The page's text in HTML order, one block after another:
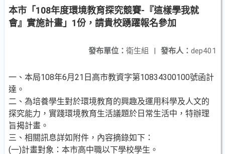
本市「108年度環境教育探究競賽-『這樣學我就
會』實施計畫」1份，請貴校踴躍報名參加
發布人： dep401
發布單位： 衛生組 |
一、本局108年6月21日高市教資字第10834300100號函計
達。
二、為培養學生對於環境教育的興趣及運用科學及人文的
探究能力，實踐環境教育生活議題於日常生活中，特辦理
旨揭計畫。
三、相關訊息詳如附件，內容摘錄如下：
(一)計畫對象：本市高中職以下學校學生。